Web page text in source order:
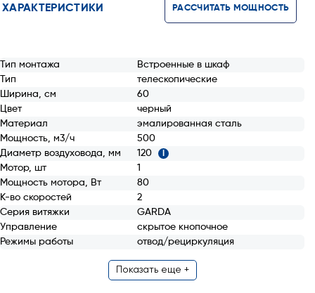
ХАРАКТЕРИСТИКИ РАССЧИТАТЬ МОЩНОСТЬ
Тип монтажа
Встроенные в шкаф
Тип
телескопические
Ширина, см
60
Цвет
черный
Материал
эмалированная сталь
Мощность, м3/ч
500
Диаметр воздуховода, мм
120
Мотор, шт
1
Мощность мотора, Вт
80
К-во скоростей
2
Серия витяжки
GARDA
Управление
скрытое кнопочное
Режимы работы
отвод/рециркуляция
Показать еще +